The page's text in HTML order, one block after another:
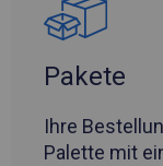
Pakete
Ihre
Palette mit